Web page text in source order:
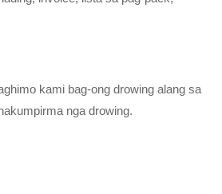
kami bag-ong drowing alang sa
nga drowing.